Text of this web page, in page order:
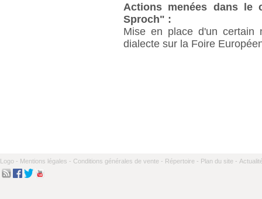
Actions menées dans le
Sproch" :
Mise en place d'un certain
dialecte sur la Foire
Logo - Mentions légales - Conditions générales de vente - Répertoire - Plan du site -